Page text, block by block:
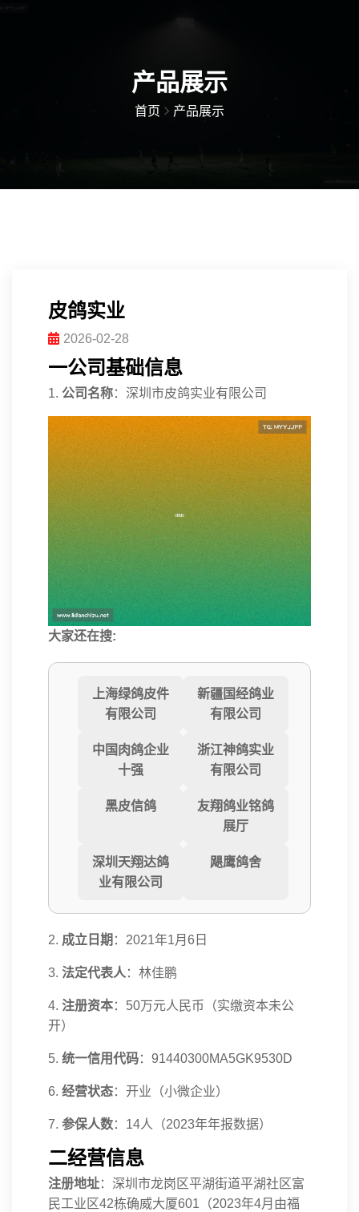
产品展示
首页 产品展示
皮鸽实业
2026-02-28
一公司基础信息
1. 公司名称：深圳市皮鸽实业有限公司
大家还在搜:
上海绿鸽皮件
有限公司
新疆国经鸽业
有限公司
中国肉鸽企业
十强
浙江神鸽实业
有限公司
黑皮信鸽
友翔鸽业铭鸽
展厅
深圳天翔达鸽
业有限公司
飓鹰鸽舍
2. 成立日期 ：2021年1月6日
3. 法定代表人 ：林佳鹏
4. 注册资本：50万元人民币（实缴资本未公
开）
5. 统一信用代码：91440300MA5GK9530D
6. 经营状态：开业（小微企业）
7. 参保人数：14人（2023年年报数据）
二经营信息
注册地址：深圳市龙岗区平湖街道平湖社区富
民工业区42栋确威大厦601（2023年4月由福